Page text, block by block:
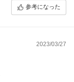
参考になった
2023/03/27